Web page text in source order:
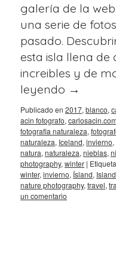
galería de la
una serie de
pasado.
esta isla llena de
increibles y de
leyendo →
Publicado en 2017, blanco,
acin fotografo, carlosacin.com
fotografia naturaleza,
naturaleza, Iceland, invierno,
natura, naturaleza, nieblas,
photography, winter |
winter, invierno, Ísland,
nature photography, travel,
un comentario